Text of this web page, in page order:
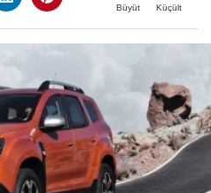
Büyüt Küçült